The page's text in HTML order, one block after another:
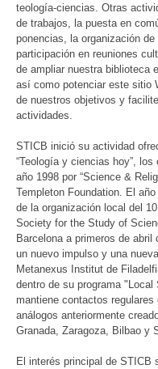
teología-ciencias. Otras
de trabajos, la puesta en
ponencias, la organización
participación en reuniones
de ampliar nuestra biblioteca
así como potenciar este sitio
de nuestros objetivos y
actividades.
STICB inició su actividad
“Teología y ciencias hoy”,
año 1998 por “Science &
Templeton Foundation. El
de la organización local del
Society for the Study of
Barcelona a primeros de
un nuevo impulso y una
Metanexus Institut de
dentro de su programa
mantiene contactos
análogos anteriormente
Granada, Zaragoza, Bilbao y
El interés principal de STICB